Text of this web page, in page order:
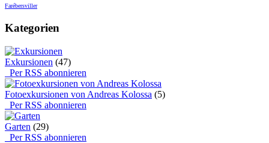
Farébersviller
Kategorien
Exkursionen (47)
Per RSS abonnieren
Fotoexkursionen von Andreas Kolossa (5)
Per RSS abonnieren
Garten (29)
Per RSS abonnieren